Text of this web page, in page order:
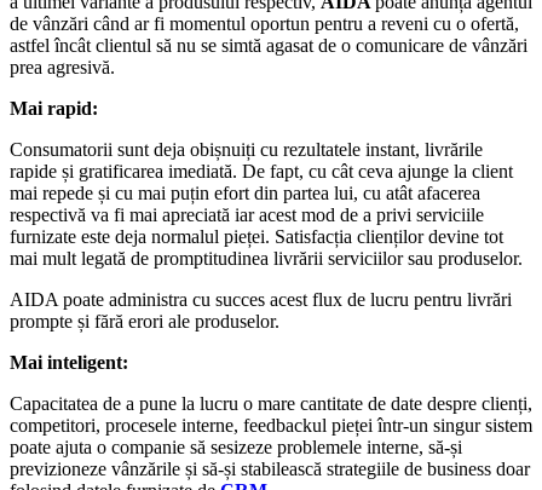
de vânzări când ar fi momentul oportun pentru a reveni cu o ofertă,
astfel încât clientul să nu se simtă agasat de o comunicare de vânzări
prea agresivă.
Mai rapid:
Consumatorii sunt deja obișnuiți cu rezultatele instant, livrările
rapide și gratificarea imediată. De fapt, cu cât ceva ajunge la client
mai repede și cu mai puțin efort din partea lui, cu atât afacerea
respectivă va fi mai apreciată iar acest mod de a privi serviciile
furnizate este deja normalul pieței. Satisfacția clienților devine tot
mai mult legată de promptitudinea livrării serviciilor sau produselor.
AIDA poate administra cu succes acest flux de lucru pentru livrări
prompte și fără erori ale produselor.
Mai inteligent:
Capacitatea de a pune la lucru o mare cantitate de date despre clienți,
competitori, procesele interne, feedbackul pieței într-un singur sistem
poate ajuta o companie să sesizeze problemele interne, să-și
previzioneze vânzările și să-și stabilească strategiile de business doar